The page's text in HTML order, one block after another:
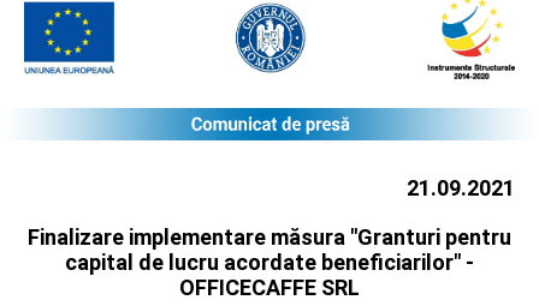
21.09.2021
Finalizare implementare măsura "Granturi pentru
capital de lucru acordate beneficiarilor" -
OFFICECAFFE SRL